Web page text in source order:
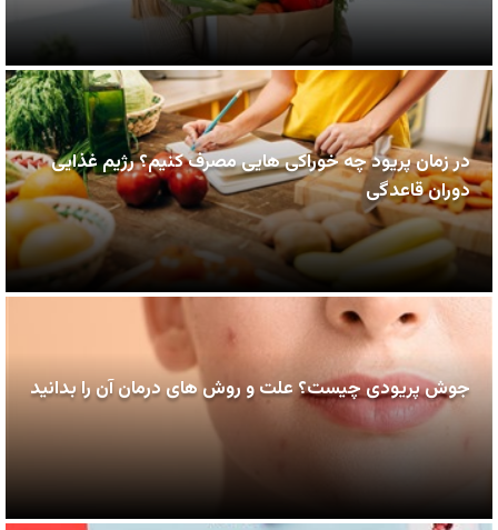
در زمان پریود چه خوراکی هایی مصرف کنیم؟ رژیم غذایی
دوران قاعدگی
جوش پریودی چیست؟ علت و روش های درمان آن را بدانید